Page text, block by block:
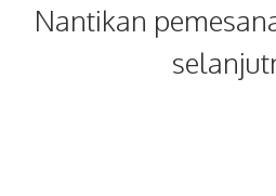
Nantikan